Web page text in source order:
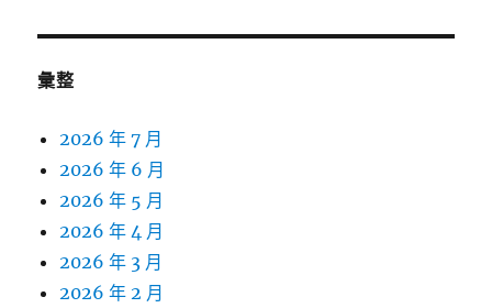
彙整
2026 年 7 月
2026 年 6 月
2026 年 5 月
2026 年 4 月
2026 年 3 月
2026 年 2 月